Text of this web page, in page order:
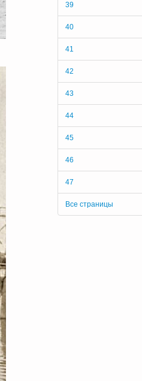
39
40
41
42
43
44
45
46
47
Все страницы